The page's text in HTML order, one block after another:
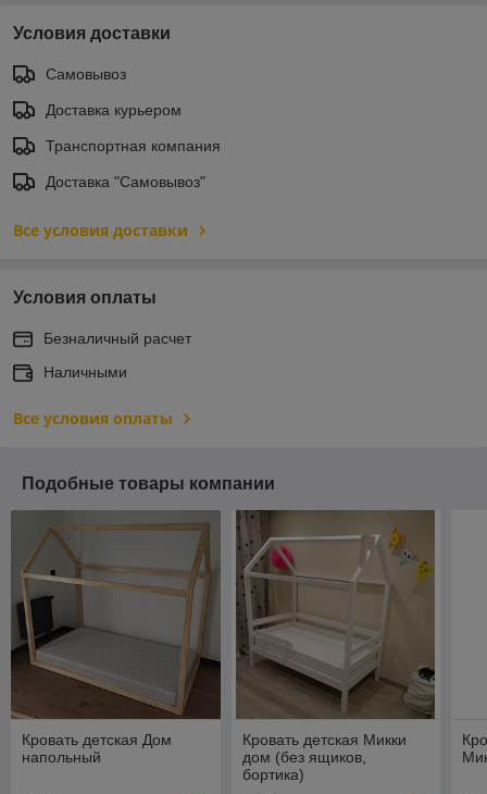
Условия доставки
Самовывоз
Доставка курьером
Транспортная компания
Доставка "Самовывоз"
Все условия доставки
Условия оплаты
Безналичный расчет
Наличными
Все условия оплаты
Подобные товары компании
Кровать детская Дом
напольный
Кровать детская Микки
дом (без ящиков,
бортика)